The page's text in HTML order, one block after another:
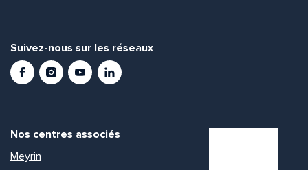
Suivez-nous sur les réseaux
FacebookInstagramYoutubeLinkedIn
Nos centres associés
Meyrin